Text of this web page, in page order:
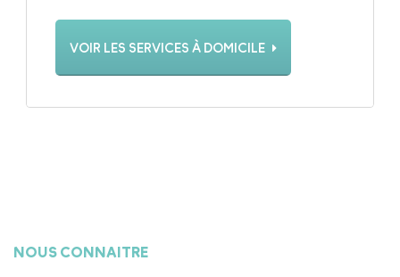
VENDREDI DE 9H00 À
VENDREDI DE 9H00 À
VOIR LES SERVICES À DOMICILE
NOUS CONNAITRE